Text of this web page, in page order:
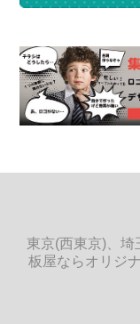
東京(西東京)、
板屋ならオリジ